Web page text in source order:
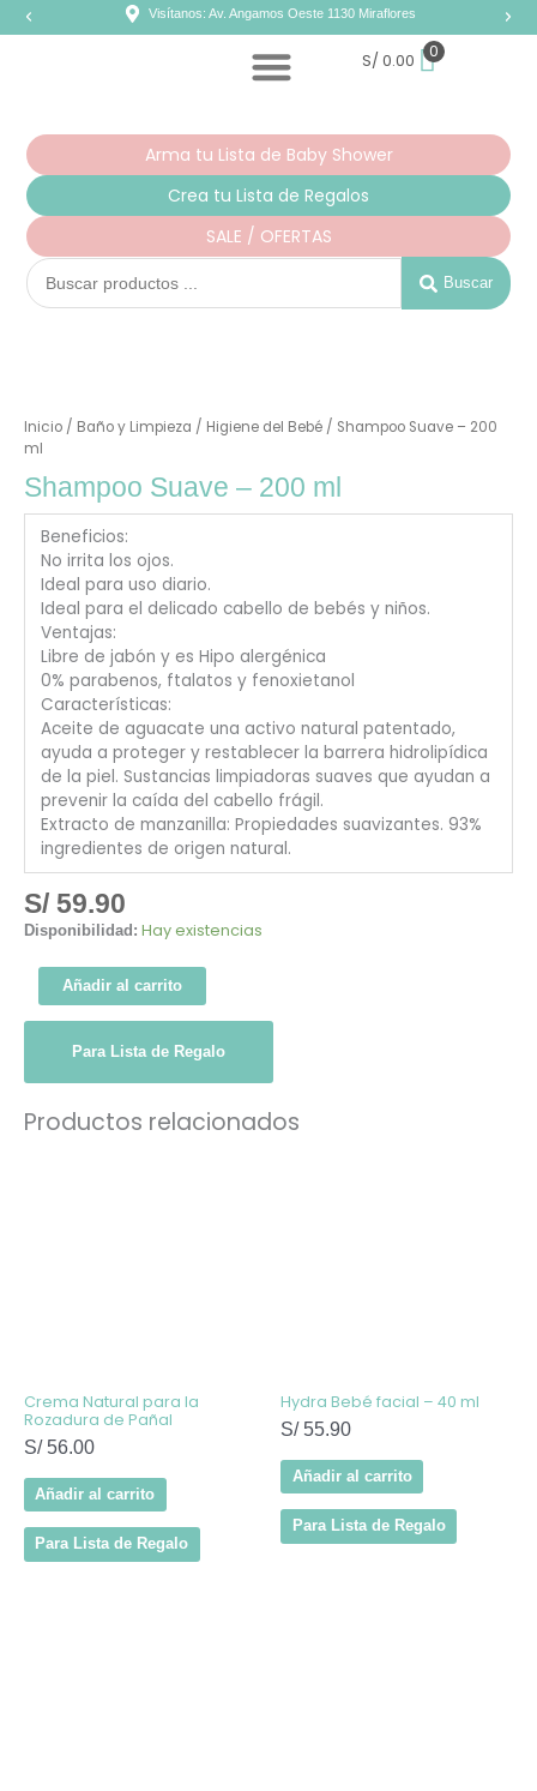
Visítanos: Av. Angamos Oeste 1130 Miraflores
S/ 0.00 0
Arma tu Lista de Baby Shower
Crea tu Lista de Regalos
SALE / OFERTAS
Search
Buscar
Inicio/ Baño y Limpieza / Higiene del Bebé/ Shampoo Suave – 200
ml
Shampoo Suave – 200 ml
Beneficios:
No irrita los ojos.
Ideal para uso diario.
Ideal para el delicado cabello de bebés y niños.
Ventajas:
Libre de jabón y es Hipo alergénica
0% parabenos, ftalatos y fenoxietanol
Características:
Aceite de aguacate una activo natural patentado,
ayuda a proteger y restablecer la barrera hidrolipídica
de la piel. Sustancias limpiadoras suaves que ayudan a
prevenir la caída del cabello frágil.
Extracto de manzanilla: Propiedades suavizantes. 93%
ingredientes de origen natural.
S/59.90
Disponibilidad: Hay existencias
200
ml
Añadir al carrito
Para Lista de Regalo
Productos relacionados
Crema Natural para la
Rozadura de Pañal
S/56.00
Añadir al carrito
Para Lista de Regalo
Hydra Bebé facial – 40 ml
S/55.90
Añadir al carrito
Para Lista de Regalo